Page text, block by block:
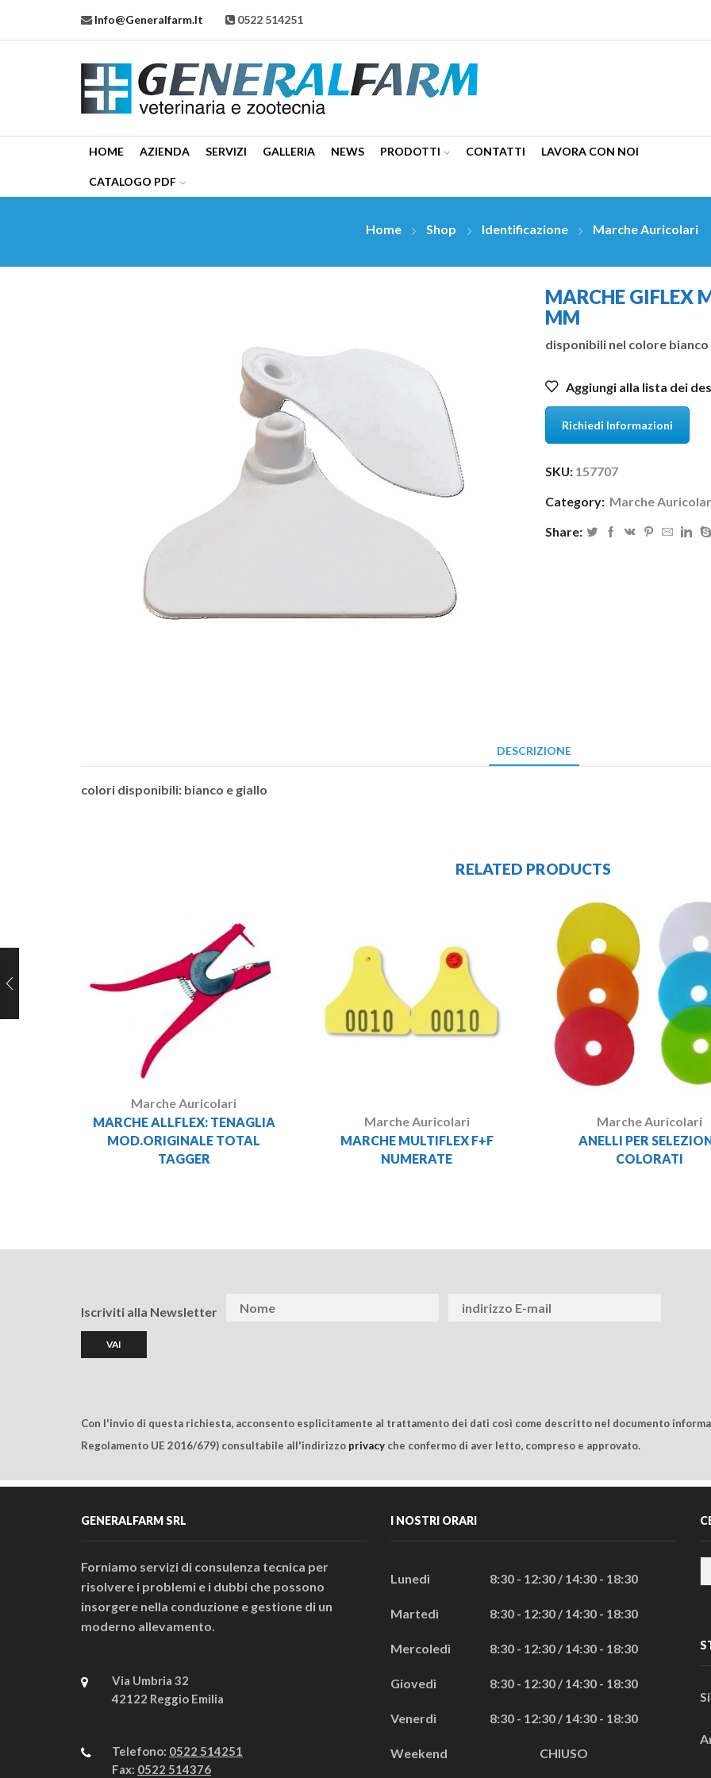
Info@generalfarm.it 0522 514251
HOME AZIENDA SERVIZI GALLERIA NEWS PRODOTTI CONTATTI LAVORA CON NOI
CATALOGO PDF
Home Shop Identificazione Marche Auricolari
MARCHE GIFLEX
MM
disponibili nel colore bianco
Aggiungi alla lista dei
Richiedi Informazioni
SKU: 157707
Category: Marche
Share:
DESCRIZIONE
colori disponibili: bianco e giallo
RELATED PRODUCTS
Marche Auricolari
MARCHE ALLFLEX: TENAGLIA
MOD.ORIGINALE TOTAL
TAGGER
Marche Auricolari
MARCHE MULTIFLEX F+F
NUMERATE
Marche Auricolari
ANELLI PER
COLORATI
Iscriviti alla Newsletter
Con l'invio di questa richiesta, acconsento esplicitamente al trattamento dei dati così come descritto nel documento
Regolamento UE 2016/679) consultabile all'indirizzo privacy che confermo di aver letto, compreso e approvato.
GENERALFARM SRL
Forniamo servizi di consulenza tecnica per
risolvere i problemi e i dubbi che possono
insorgere nella conduzione e gestione di un
moderno allevamento.
Via Umbria 32
42122 Reggio Emilia
Telefono: 0522 514251
Fax: 0522 514376
I NOSTRI ORARI
Lunedì 8:30 - 12:30 / 14:30 - 18:30
Martedì 8:30 - 12:30 / 14:30 - 18:30
Mercoledì 8:30 - 12:30 / 14:30 - 18:30
Giovedì 8:30 - 12:30 / 14:30 - 18:30
Venerdì 8:30 - 12:30 / 14:30 - 18:30
Weekend CHIUSO